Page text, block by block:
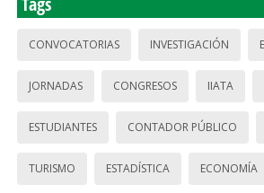
CONVOCATORIAS INVESTIGACIÓN
JORNADAS CONGRESOS IIATA
ESTUDIANTES CONTADOR PÚBLICO
TURISMO ESTADÍSTICA ECONOMÍA